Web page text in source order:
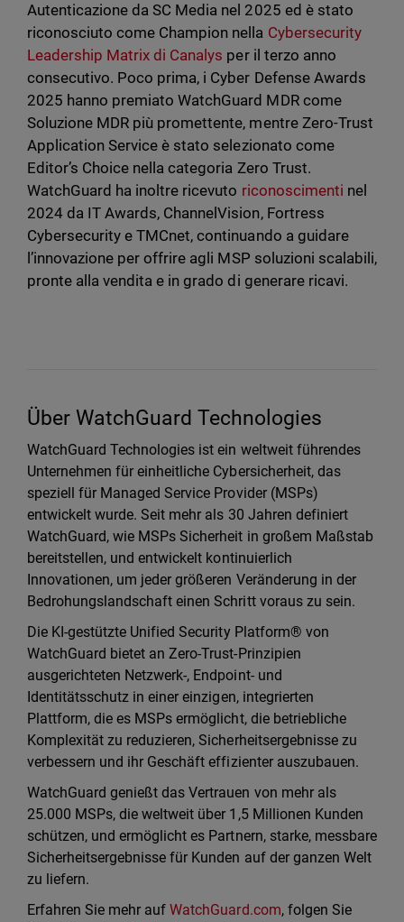
Autenticazione da SC Media nel 2025 ed è stato
riconosciuto come Champion nella Cybersecurity
Leadership Matrix di Canalys per il terzo anno
consecutivo. Poco prima, i Cyber Defense Awards
2025 hanno premiato WatchGuard MDR come
Soluzione MDR più promettente, mentre Zero-Trust
Application Service è stato selezionato come
Editor’s Choice nella categoria Zero Trust.
WatchGuard ha inoltre ricevuto riconoscimenti nel
2024 da IT Awards, ChannelVision, Fortress
Cybersecurity e TMCnet, continuando a guidare
l’innovazione per offrire agli MSP soluzioni scalabili,
pronte alla vendita e in grado di generare ricavi.
Über WatchGuard Technologies
WatchGuard Technologies ist ein weltweit führendes
Unternehmen für einheitliche Cybersicherheit, das
speziell für Managed Service Provider (MSPs)
entwickelt wurde. Seit mehr als 30 Jahren definiert
WatchGuard, wie MSPs Sicherheit in großem Maßstab
bereitstellen, und entwickelt kontinuierlich
Innovationen, um jeder größeren Veränderung in der
Bedrohungslandschaft einen Schritt voraus zu sein.
Die KI-gestützte Unified Security Platform® von
WatchGuard bietet an Zero-Trust-Prinzipien
ausgerichteten Netzwerk-, Endpoint- und
Identitätsschutz in einer einzigen, integrierten
Plattform, die es MSPs ermöglicht, die betriebliche
Komplexität zu reduzieren, Sicherheitsergebnisse zu
verbessern und ihr Geschäft effizienter auszubauen.
WatchGuard genießt das Vertrauen von mehr als
25.000 MSPs, die weltweit über 1,5 Millionen Kunden
schützen, und ermöglicht es Partnern, starke, messbare
Sicherheitsergebnisse für Kunden auf der ganzen Welt
zu liefern.
Erfahren Sie mehr aufWatchGuard.com, folgen Sie